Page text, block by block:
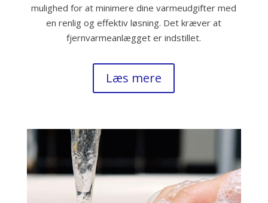
mulighed for at minimere dine varmeudgifter med
en renlig og effektiv løsning. Det kræver at
fjernvarmeanlægget er indstillet.
Læs mere